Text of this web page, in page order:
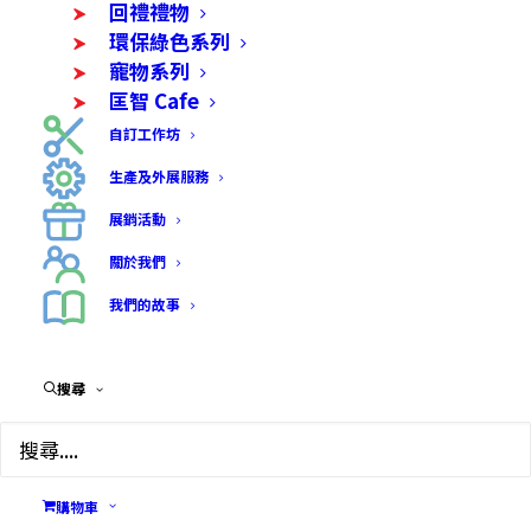
回禮禮物
環保綠色系列
寵物系列
匡智 Cafe
自訂工作坊
生產及外展服務
展銷活動
關於我們
我們的故事
搜尋
購物車
毛毛扭扭條 – 小花盆
$
純手工以毛毛扭扭條製成的小花盆，方便擺放於書